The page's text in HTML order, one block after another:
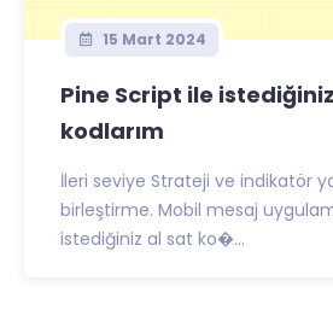
15 Mart 2024
Pine Script ile
kodlarım
İleri seviye Strateji ve indikatör
birleştirme. Mobil mesaj
istediğiniz al sat ko�...